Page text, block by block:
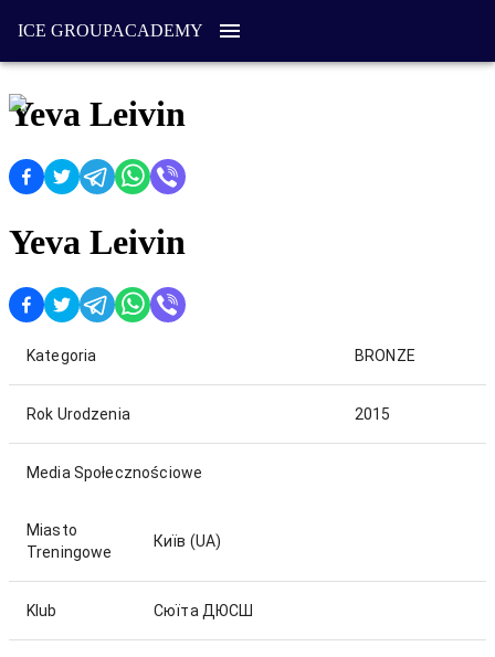
ICE GROUPACADEMY
Yeva Leivin
Yeva Leivin
Kategoria BRONZE
Rok Urodzenia 2015
Media Społecznościowe
Miasto
Treningowe
Київ (UA)
Klub Сюїта ДЮСШ